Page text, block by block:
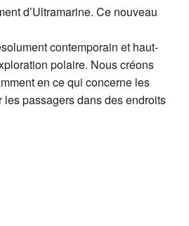
d’Ultramarine. Ce nouveau
contemporain et haut-
polaire. Nous créons
en ce qui concerne les
les passagers dans des endroits